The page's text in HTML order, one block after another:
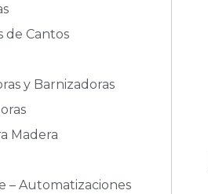
de Cantos
y Barnizadoras
Madera
– Automatizaciones